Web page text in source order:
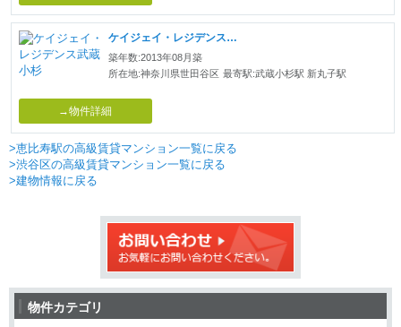
ケイジェイ・レジデンス武蔵小杉
築年数:2013年08月築
所在地:神奈川県世田谷区 最寄駅:武蔵小杉駅 新丸子駅
→物件詳細
>恵比寿駅の高級賃貸マンション一覧に戻る
>渋谷区の高級賃貸マンション一覧に戻る
>建物情報に戻る
物件カテゴリ